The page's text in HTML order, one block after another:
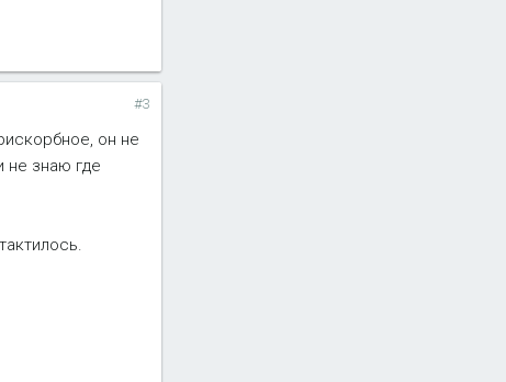
#3
он не
не знаю где